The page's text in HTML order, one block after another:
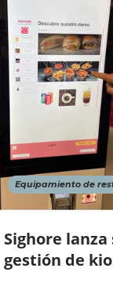
Equipamiento de
Sighore
gestión de